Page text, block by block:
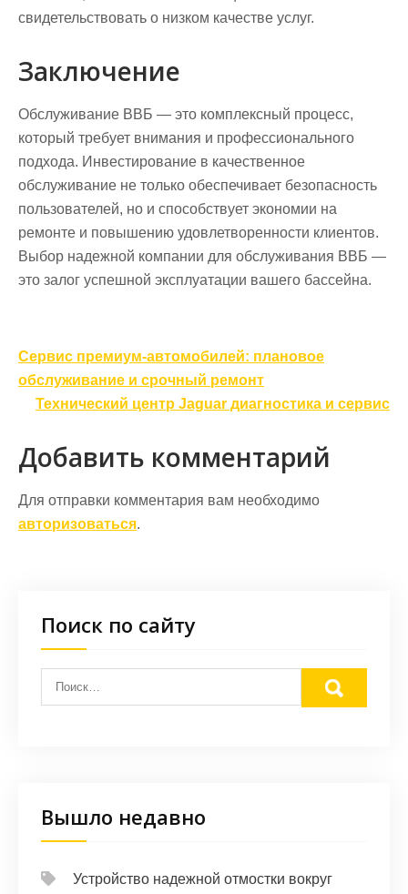
свидетельствовать о низком качестве услуг.
Заключение
Обслуживание ВВБ — это комплексный процесс,
который требует внимания и профессионального
подхода. Инвестирование в качественное
обслуживание не только обеспечивает безопасность
пользователей, но и способствует экономии на
ремонте и повышению удовлетворенности клиентов.
Выбор надежной компании для обслуживания ВВБ —
это залог успешной эксплуатации вашего бассейна.
Навигация
по
записям
Сервис премиум‑автомобилей: плановое
обслуживание и срочный ремонт
Технический центр Jaguar диагностика и сервис
Добавить комментарий
Для отправки комментария вам необходимо
авторизоваться.
Поиск по сайту
Вышло недавно
Устройство надежной отмостки вокруг